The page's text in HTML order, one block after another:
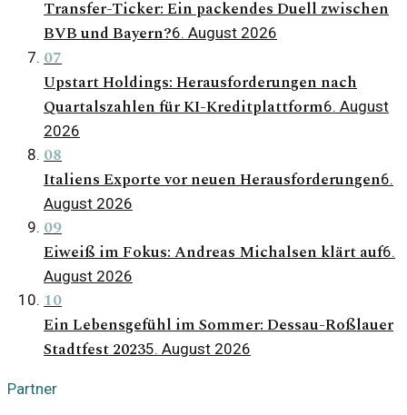
Transfer-Ticker: Ein packendes Duell zwischen
BVB und Bayern?6. August 2026
07
Upstart Holdings: Herausforderungen nach
Quartalszahlen für KI-Kreditplattform6. August
2026
08
Italiens Exporte vor neuen Herausforderungen6.
August 2026
09
Eiweiß im Fokus: Andreas Michalsen klärt auf6.
August 2026
10
Ein Lebensgefühl im Sommer: Dessau-Roßlauer
Stadtfest 20235. August 2026
Partner